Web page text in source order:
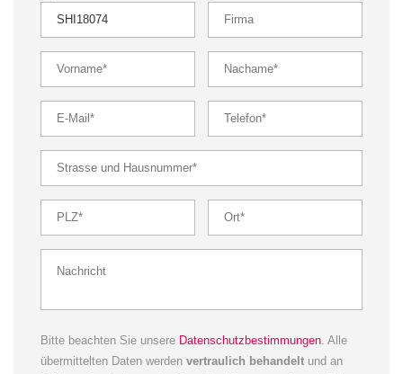
Bitte beachten Sie unsere Datenschutzbestimmungen. Alle
übermittelten Daten werden vertraulich behandelt und an